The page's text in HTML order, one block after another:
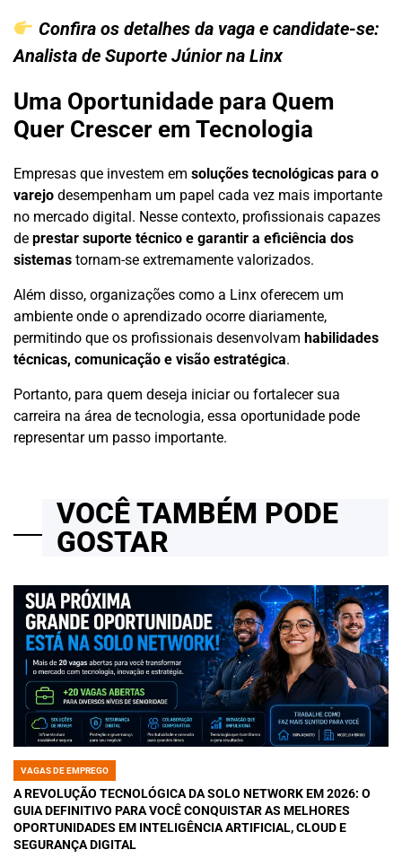
Confira os detalhes da vaga e candidate-se:
Analista de Suporte Júnior na Linx
Uma Oportunidade para Quem
Quer Crescer em Tecnologia
Empresas que investem em soluções tecnológicas para o
varejo desempenham um papel cada vez mais importante
no mercado digital. Nesse contexto, profissionais capazes
de prestar suporte técnico e garantir a eficiência dos
sistemas tornam-se extremamente valorizados.
Além disso, organizações como a Linx oferecem um
ambiente onde o aprendizado ocorre diariamente,
permitindo que os profissionais desenvolvam habilidades
técnicas, comunicação e visão estratégica.
Portanto, para quem deseja iniciar ou fortalecer sua
carreira na área de tecnologia, essa oportunidade pode
representar um passo importante.
VOCÊ TAMBÉM PODE
GOSTAR
POSTED
IN
VAGAS DE EMPREGO
A REVOLUÇÃO TECNOLÓGICA DA SOLO NETWORK EM 2026: O
GUIA DEFINITIVO PARA VOCÊ CONQUISTAR AS MELHORES
OPORTUNIDADES EM INTELIGÊNCIA ARTIFICIAL, CLOUD E
SEGURANÇA DIGITAL